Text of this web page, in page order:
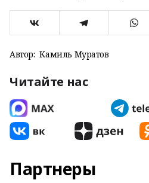
Автор: Камиль Муратов
Читайте нас
Партнеры